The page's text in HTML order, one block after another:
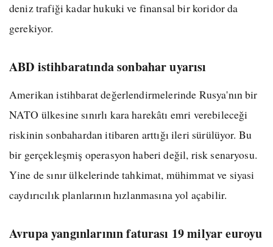
deniz trafiği kadar hukuki ve finansal bir koridor da
gerekiyor.
ABD istihbaratında sonbahar uyarısı
Amerikan istihbarat değerlendirmelerinde Rusya'nın bir
NATO ülkesine sınırlı kara harekâtı emri verebileceği
riskinin sonbahardan itibaren arttığı ileri sürülüyor. Bu
bir gerçekleşmiş operasyon haberi değil, risk senaryosu.
Yine de sınır ülkelerinde tahkimat, mühimmat ve siyasi
caydırıcılık planlarının hızlanmasına yol açabilir.
Avrupa yangınlarının faturası 19 milyar euroyu